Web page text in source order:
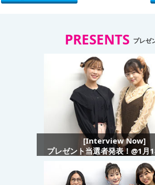
PRESENTS プレゼ
[Interview Now]
プレゼント当選者発表！@1月